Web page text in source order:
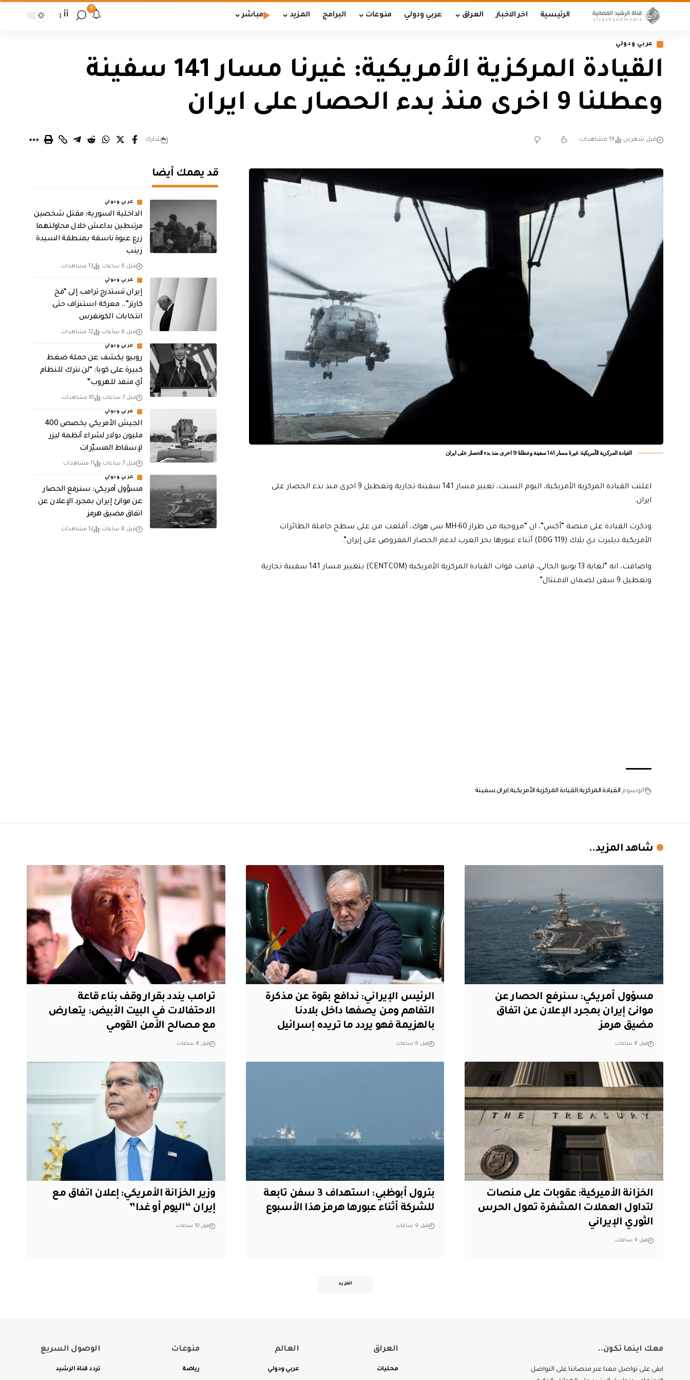
الرئيسية اخر الاخبار العراق عربي ودولي منوعات البرامج المزيد مباشر
9
أأ
عربي ودولي
القيادة المركزية الأمريكية: غيرنا مسار 141 سفينة
وعطلنا 9 اخرى منذ بدء الحصار على ايران
قبل شهرين 19 مشاهدات شارك
القيادة المركزية الأمريكية: غيرنا مسار 141 سفينة وعطلنا 9 اخرى منذ بدء الحصار على ايران
اعلنت القيادة المركزية الأمريكية، اليوم السبت، تغيير مسار 141 سفينة تجارية وتعطيل 9 اخرى منذ بدء الحصار على
ايران.
وذكرت القيادة على منصة “أكس”، ان “مروحية من طراز MH-60 سي هوك، أقلعت من على سطح حاملة الطائرات
الأمريكية ديلبرت دي بلاك (DDG 119) أثناء عبورها بحر العرب لدعم الحصار المفروض على إيران”.
واضافت، انه “لغاية 13 يونيو الحالي، قامت قوات القيادة المركزية الأمريكية (CENTCOM) بتغيير مسار 141 سفينة تجارية
وتعطيل 9 سفن لضمان الامتثال”.
الوسوم القيادة المركزية القيادة المركزية الأمريكية ايران سفينة
قد يهمك أيضا
عربي ودولي
الداخلية السورية: مقتل شخصين
مرتبطين بداعش خلال محاولتهما
زرع عبوة ناسفة بمنطقة السيدة
زينب
قبل 6 ساعات 13 مشاهدات
عربي ودولي
إيران تستدرج ترامب إلى “فخ
كارتر”.. معركة استنزاف حتى
انتخابات الكونغرس
قبل 6 ساعات 12 مشاهدات
عربي ودولي
روبيو يكشف عن حملة ضغط
كبيرة على كوبا: “لن نترك للنظام
أي منفذ للهروب”
قبل 7 ساعات 10 مشاهدات
عربي ودولي
الجيش الأمريكي يخصص 400
مليون دولار لشراء أنظمة ليزر
لإسقاط المسيّرات
قبل 7 ساعات 11 مشاهدات
عربي ودولي
مسؤول أمريكي: سنرفع الحصار
عن موانئ إيران بمجرد الإعلان عن
اتفاق مضيق هرمز
قبل 8 ساعات 12 مشاهدات
شاهد المزيد..
مسؤول أمريكي: سنرفع الحصار عن
موانئ إيران بمجرد الإعلان عن اتفاق
مضيق هرمز
قبل 8 ساعات
الرئيس الإيراني: ندافع بقوة عن مذكرة
التفاهم ومن يصفها داخل بلادنا
بالهزيمة فهو يردد ما تريده إسرائيل
قبل 8 ساعات
ترامب يندد بقرار وقف بناء قاعة
الاحتفالات في البيت الأبيض: يتعارض
مع مصالح الأمن القومي
قبل 8 ساعات
الخزانة الأميركية: عقوبات على منصات
لتداول العملات المشفرة تمول الحرس
الثوري الإيراني
قبل 9 ساعات
بترول أبوظبي: استهداف 3 سفن تابعة
للشركة أثناء عبورها هرمز هذا الأسبوع
قبل 9 ساعات
وزير الخزانة الأمريكي: إعلان اتفاق مع
إيران “اليوم أو غدا”
قبل 10 ساعات
المزيد
معك اينما تكون..
ابقى على تواصل معنا عبر منصاتنا على التواصل
العراق
محليات
العالم
عربي ودولي
منوعات
رياضة
الوصول السريع
تردد قناة الرشيد